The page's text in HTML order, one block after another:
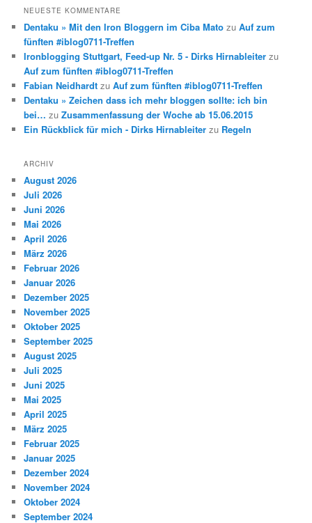
NEUESTE KOMMENTARE
Dentaku » Mit den Iron Bloggern im Ciba Mato zuAuf zum
fünften #iblog0711-Treffen
Ironblogging Stuttgart, Feed-up Nr. 5 - Dirks Hirnableiter zu
Auf zum fünften #iblog0711-Treffen
Fabian Neidhardt zuAuf zum fünften #iblog0711-Treffen
Dentaku » Zeichen dass ich mehr bloggen sollte: ich bin
bei… zuZusammenfassung der Woche ab 15.06.2015
Ein Rückblick für mich - Dirks Hirnableiter zu Regeln
ARCHIV
August 2026
Juli 2026
Juni 2026
Mai 2026
April 2026
März 2026
Februar 2026
Januar 2026
Dezember 2025
November 2025
Oktober 2025
September 2025
August 2025
Juli 2025
Juni 2025
Mai 2025
April 2025
März 2025
Februar 2025
Januar 2025
Dezember 2024
November 2024
Oktober 2024
September 2024